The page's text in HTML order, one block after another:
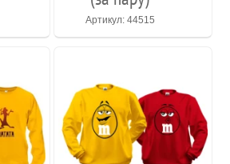
Артикул: 44515